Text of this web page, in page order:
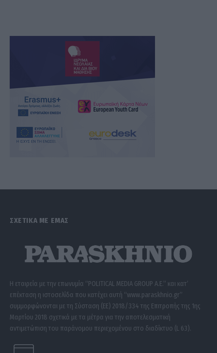
ΣΧΕΤΙΚΑ ΜΕ ΕΜΑΣ
Η εταιρεία με την επωνυμία “POLITICAL MEDIA GROUP A.E.” και κατ’
επέκταση η ιστοσελίδα που κατέχει αυτή “www.paraskhnio.gr”
συμμορφώνονται με τη Σύσταση (ΕΕ) 2018/334 της Επιτροπής της 1ης
Μαρτίου 2018 σχετικά με τα μέτρα για την αποτελεσματική
αντιμετώπιση του παράνομου περιεχομένου στο διαδίκτυο (L 63).